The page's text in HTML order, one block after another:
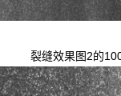
裂缝效果图2的